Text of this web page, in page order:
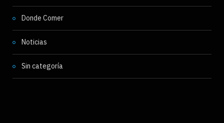
Donde Comer
Noticias
Sin categoría